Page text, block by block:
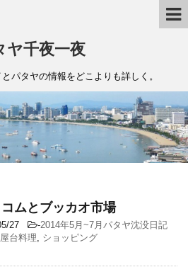
ヤ千夜一夜
パタヤの情報をどこよりも詳しく。
コムとブッカオ市場
27 -2014年5月~7月パタヤ沈没日記
屋台料理, ショッピング